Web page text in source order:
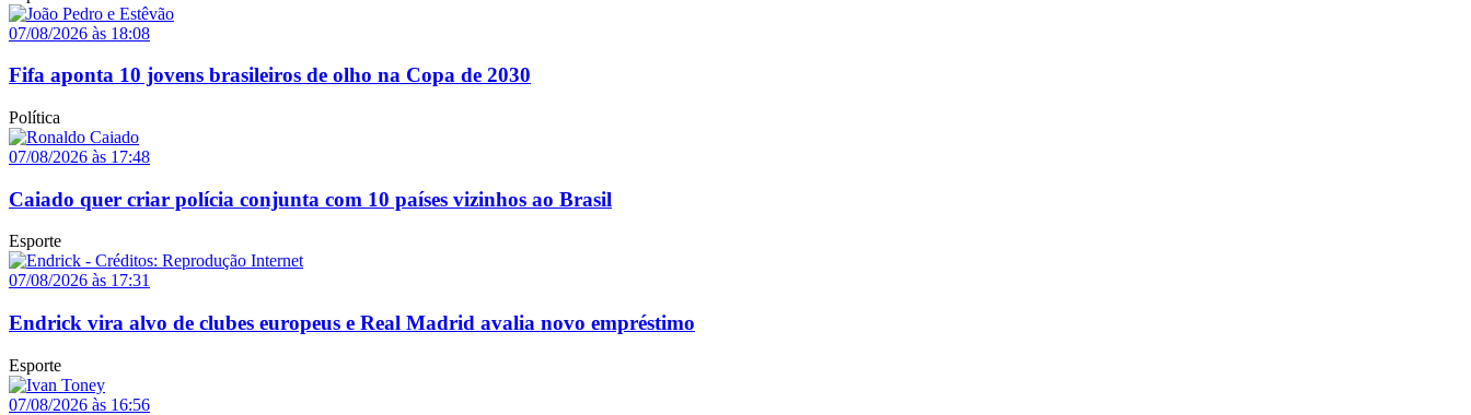
07/08/2026 às 18:08
Fifa aponta 10 jovens brasileiros de olho na Copa de 2030
Política
07/08/2026 às 17:48
Caiado quer criar polícia conjunta com 10 países vizinhos ao Brasil
Esporte
07/08/2026 às 17:31
Endrick vira alvo de clubes europeus e Real Madrid avalia novo empréstimo
Esporte
07/08/2026 às 16:56